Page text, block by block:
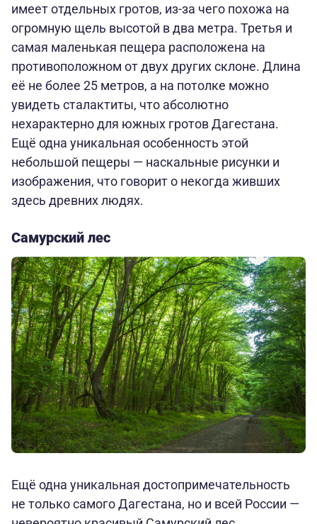
имеет отдельных гротов, из-за чего похожа на
огромную щель высотой в два метра. Третья и
самая маленькая пещера расположена на
противоположном от двух других склоне. Длина
её не более 25 метров, а на потолке можно
увидеть сталактиты, что абсолютно
нехарактерно для южных гротов Дагестана.
Ещё одна уникальная особенность этой
небольшой пещеры — наскальные рисунки и
изображения, что говорит о некогда живших
здесь древних людях.
Самурский лес
Ещё одна уникальная достопримечательность
не только самого Дагестана, но и всей России —